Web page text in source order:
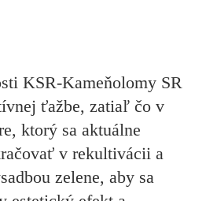
KSR-Kameňolomy SR
ťažbe, zatiaľ čo v
ktorý sa aktuálne
v rekultivácii a
zelene, aby sa